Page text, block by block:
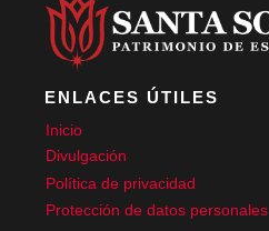
ENLACES ÚTILES
Inicio
Divulgación
Política de privacidad
Protección de datos personales